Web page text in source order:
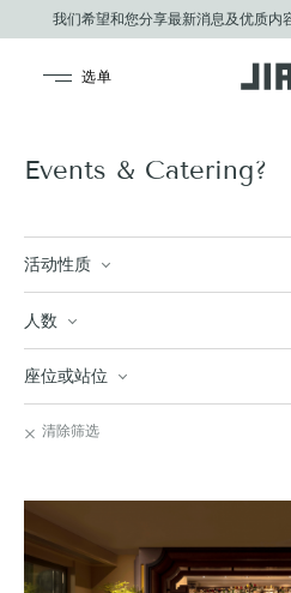
我们希望和您分享最新消息及优质内
Events & Catering?
活动性质
人数
座位或站位
清除筛选